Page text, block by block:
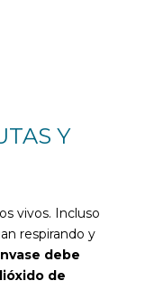
Y
vivos. Incluso
respirando y
debe
de